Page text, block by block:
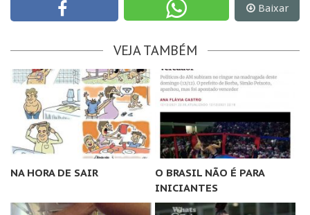
Baixar
VEJA TAMBÉM
NA HORA DE SAIR
O BRASIL NÃO É PARA
INICIANTES